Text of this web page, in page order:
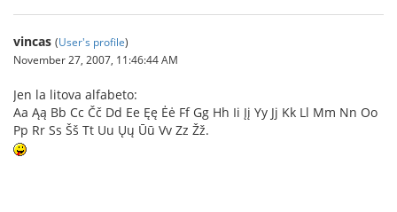
vincas (User's profile)
November 27, 2007, 11:46:44 AM
Jen la litova alfabeto:
Aa Ąą Bb Cc Čč Dd Ee Ęę Ėė Ff Gg Hh Ii Įį Yy Jj Kk Ll Mm Nn Oo
Pp Rr Ss Šš Tt Uu Ųų Ūū Vv Zz Žž.